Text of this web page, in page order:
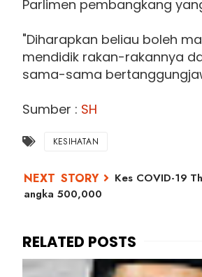
Parlimen pembangkang
"Diharapkan beliau boleh
mendidik rakan-rakannya
sama-sama
Sumber : SH
KESIHATAN
Kes COVID-19
angka 500,000